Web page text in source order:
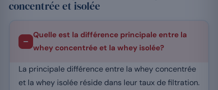
concentrée et isolée
Quelle est la différence principale entre la
whey concentrée et la whey isolée?
La principale différence entre la whey concentrée
et la whey isolée réside dans leur taux de filtration.